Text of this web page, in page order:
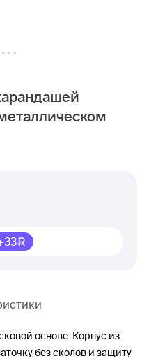
основе. Корпус из
без сколов и защиту